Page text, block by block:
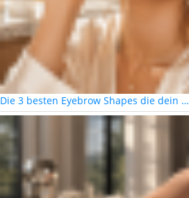
Die 3 besten Eyebrow Shapes die dein …